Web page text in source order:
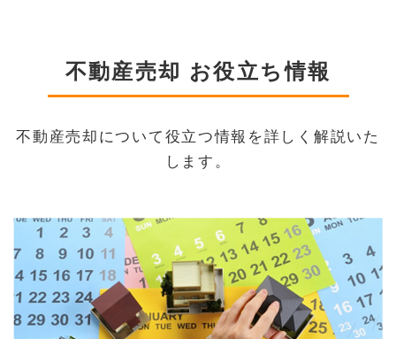
不動産売却 お役立ち情報
不動産売却について役立つ情報を詳しく解説いた
します。